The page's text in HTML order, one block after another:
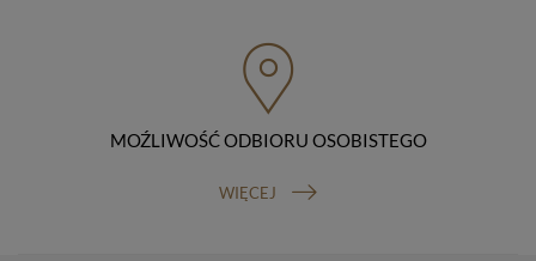
Osobowych, ul. Stawki 2, 00-193 Warszawa) oraz
prawo do cofnięcia zgody na przetwarzanie danych
osobowych (masz prawo cofnięcia zgody na
przetwarzanie danych w dowolnym momencie;
cofnięcie zgody nie ma wpływu na zgodność z prawem
zgody przed jej cofnięciem). W celu wykonania swoich
MOŹLIWOŚĆ ODBIORU OSOBISTEGO
WIĘCEJ